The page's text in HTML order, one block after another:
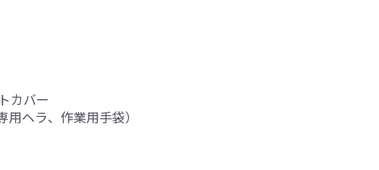
カバー
ヘラ、作業用手袋）